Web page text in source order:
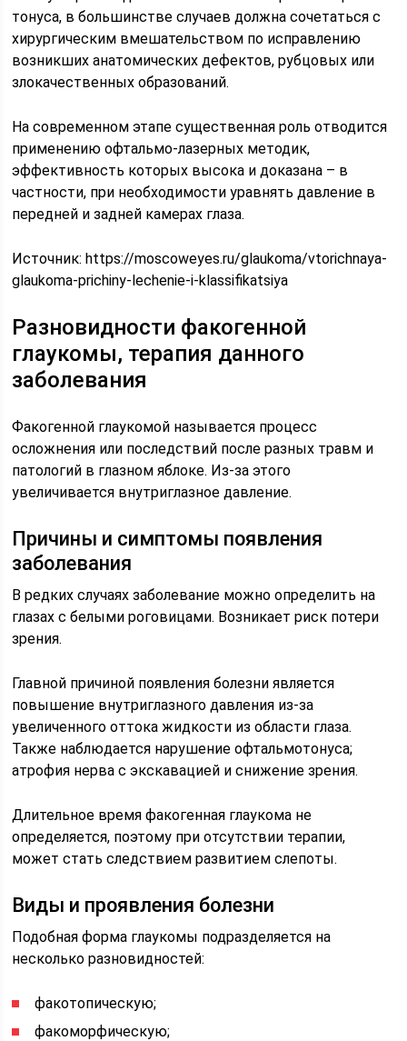
тонуса, в большинстве случаев должна сочетаться с
хирургическим вмешательством по исправлению
возникших анатомических дефектов, рубцовых или
злокачественных образований.
На современном этапе существенная роль отводится
применению офтальмо-лазерных методик,
эффективность которых высока и доказана – в
частности, при необходимости уравнять давление в
передней и задней камерах глаза.
Источник:https://moscoweyes.ru/glaukoma/vtorichnaya-
glaukoma-prichiny-lechenie-i-klassifikatsiya
Разновидности факогенной
глаукомы, терапия данного
заболевания
Факогенной глаукомой называется процесс
осложнения или последствий после разных травм и
патологий в глазном яблоке. Из-за этого
увеличивается внутриглазное давление.
Причины и симптомы появления
заболевания
В редких случаях заболевание можно определить на
глазах с белыми роговицами. Возникает риск потери
зрения.
Главной причиной появления болезни является
повышение внутриглазного давления из-за
увеличенного оттока жидкости из области глаза.
Также наблюдается нарушение офтальмотонуса;
атрофия нерва с экскавацией и снижение зрения.
Длительное время факогенная глаукома не
определяется, поэтому при отсутствии терапии,
может стать следствием развитием слепоты.
Виды и проявления болезни
Подобная форма глаукомы подразделяется на
несколько разновидностей:
факотопическую;
факоморфическую;